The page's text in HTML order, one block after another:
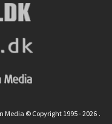
Media © Copyright 1995 - 2026 .